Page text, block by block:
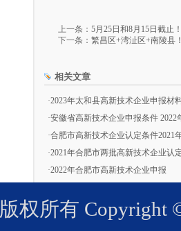
上一条： 5月25日和8月15日截止
下一条： 繁昌区+湾沚区+南陵县
相关文章
·2023年太和县高新技术企业申报材
·安徽省高新技术企业申报条件 2022
·合肥市高新技术企业认定条件2021
·2021年合肥市两批高新技术企业认
·2022年合肥市高新技术企业申报
版权所有 Copyright